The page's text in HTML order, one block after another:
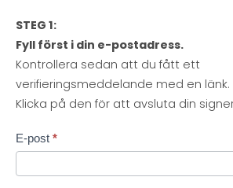
STEG 1:
Fyll först i din e-postadress.
Kontrollera sedan att du fått ett
verifieringsmeddelande med en länk.
Klicka på den för att avsluta din
Verifiering
av
e-
E-post *